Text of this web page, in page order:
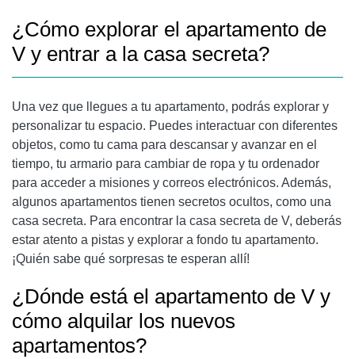
¿Cómo explorar el apartamento de
V y entrar a la casa secreta?
Una vez que llegues a tu apartamento, podrás explorar y
personalizar tu espacio. Puedes interactuar con diferentes
objetos, como tu cama para descansar y avanzar en el
tiempo, tu armario para cambiar de ropa y tu ordenador
para acceder a misiones y correos electrónicos. Además,
algunos apartamentos tienen secretos ocultos, como una
casa secreta. Para encontrar la casa secreta de V, deberás
estar atento a pistas y explorar a fondo tu apartamento.
¡Quién sabe qué sorpresas te esperan allí!
¿Dónde está el apartamento de V y
cómo alquilar los nuevos
apartamentos?